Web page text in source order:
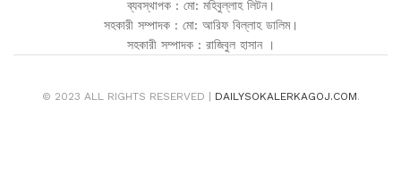
ব্যবস্থাপক : মো: মহিবুল্লাহ লিটন।
সহকারী সম্পাদক : মো: আরিফ বিল্লাহ ডালিম।
সহকারী সম্পাদক : রাজিবুল হাসান ।
© 2023 ALL RIGHTS RESERVED | DAILYSOKALERKAGOJ.COM.